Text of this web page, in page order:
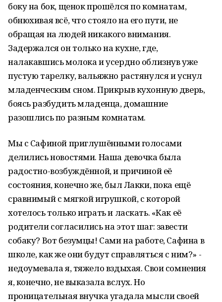
боку на бок, щенок прошёлся по комнатам,
обнюхивая всё, что стояло на его пути, не
обращая на людей никакого внимания.
Задержался он только на кухне, где,
налакавшись молока и усердно облизнув уже
пустую тарелку, вальяжно растянулся и уснул
младенческим сном. Прикрыв кухонную дверь,
боясь разбудить младенца, домашние
разошлись по разным комнатам.
Мы с Сафиной приглушёнными голосами
делились новостями. Наша девочка была
радостно-возбуждённой, и причиной её
состояния, конечно же, был Лакки, пока ещё
сравнимый с мягкой игрушкой, с которой
хотелось только играть и ласкать. «Как её
родители согласились на этот шаг: завести
собаку? Вот безумцы! Сами на работе, Сафина в
школе, как же они будут справляться с ним?» -
недоумевала я, тяжело вздыхая. Свои сомнения
я, конечно, не выказала вслух. Но
проницательная внучка угадала мысли своей